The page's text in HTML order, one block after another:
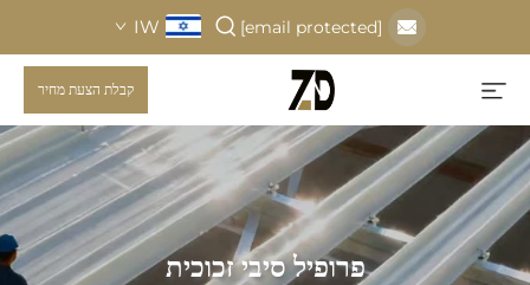
[email protected]
IW
קבלת הצעת מחיר
פרופיל סיבי זכוכית